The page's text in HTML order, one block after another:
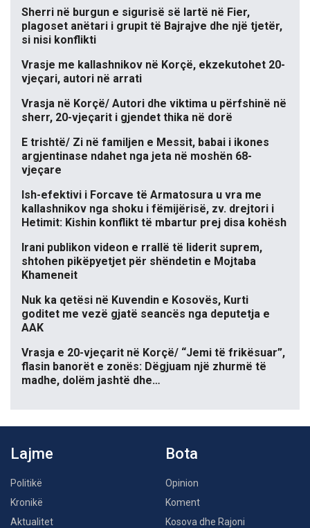
Sherri në burgun e sigurisë së lartë në Fier,
plagoset anëtari i grupit të Bajrajve dhe një tjetër,
si nisi konflikti
Vrasje me kallashnikov në Korçë, ekzekutohet 20-
vjeçari, autori në arrati
Vrasja në Korçë/ Autori dhe viktima u përfshinë në
sherr, 20-vjeçarit i gjendet thika në dorë
E trishtë/ Zi në familjen e Messit, babai i ikones
argjentinase ndahet nga jeta në moshën 68-
vjeçare
Ish-efektivi i Forcave të Armatosura u vra me
kallashnikov nga shoku i fëmijërisë, zv. drejtori i
Hetimit: Kishin konflikt të mbartur prej disa kohësh
Irani publikon videon e rrallë të liderit suprem,
shtohen pikëpyetjet për shëndetin e Mojtaba
Khameneit
Nuk ka qetësi në Kuvendin e Kosovës, Kurti
goditet me vezë gjatë seancës nga deputetja e
AAK
Vrasja e 20-vjeçarit në Korçë/ “Jemi të frikësuar”,
flasin banorët e zonës: Dëgjuam një zhurmë të
madhe, dolëm jashtë dhe…
Lajme
Politikë
Kronikë
Aktualitet
Bota
Opinion
Koment
Kosova dhe Rajoni